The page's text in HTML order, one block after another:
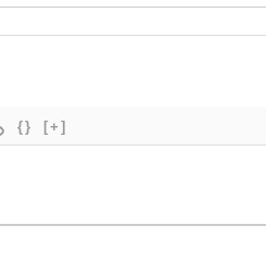
{} [+]